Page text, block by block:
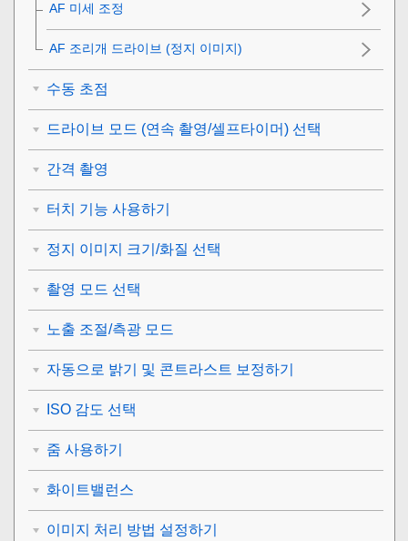
AF 미세 조정
AF 조리개 드라이브 (정지 이미지)
수동 초점
드라이브 모드 (연속 촬영/셀프타이머) 선택
간격 촬영
터치 기능 사용하기
정지 이미지 크기/화질 선택
촬영 모드 선택
노출 조절/측광 모드
자동으로 밝기 및 콘트라스트 보정하기
ISO 감도 선택
줌 사용하기
화이트밸런스
이미지 처리 방법 설정하기